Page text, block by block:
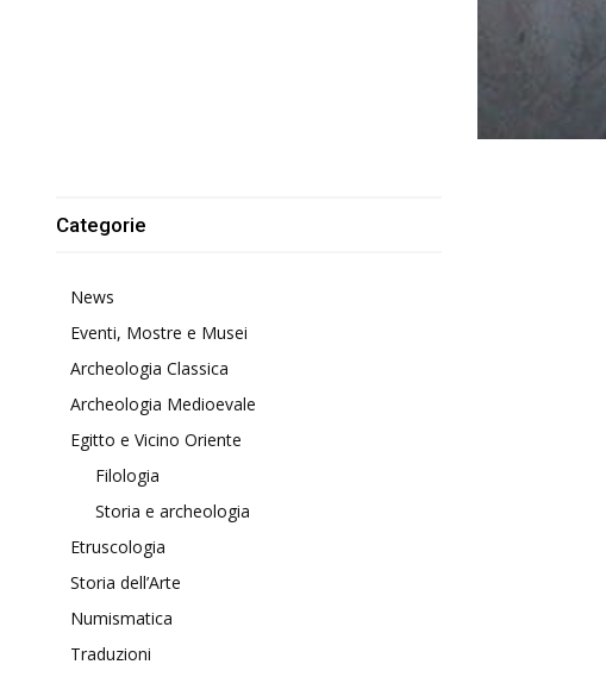
Categorie
News
Eventi, Mostre e Musei
Archeologia Classica
Archeologia Medioevale
Egitto e Vicino Oriente
Filologia
Storia e archeologia
Etruscologia
Storia dell’Arte
Numismatica
Traduzioni